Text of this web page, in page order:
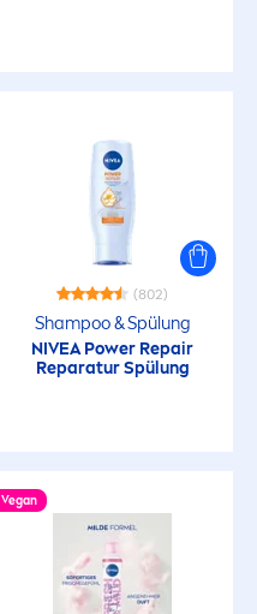
(802)
Shampoo & Spülung
NIVEAPower Repair
Reparatur Spülung
Vegan